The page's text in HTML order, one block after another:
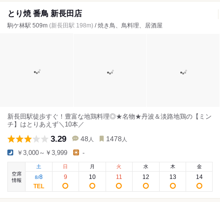
とり焼 番鳥 新長田店
駒ケ林駅 509m (新長田駅 198m) / 焼き鳥、鳥料理、居酒屋
新長田駅徒歩すぐ！豊富な地鶏料理◎★名物★丹波＆淡路地鶏の【ミン
チ】はとりあえず＼10本／
3.29 48 人 1478 人
￥3,000～￥3,999 -
空席
情報
土
8/8
日
9
月
10
火
11
水
12
木
13
金
14